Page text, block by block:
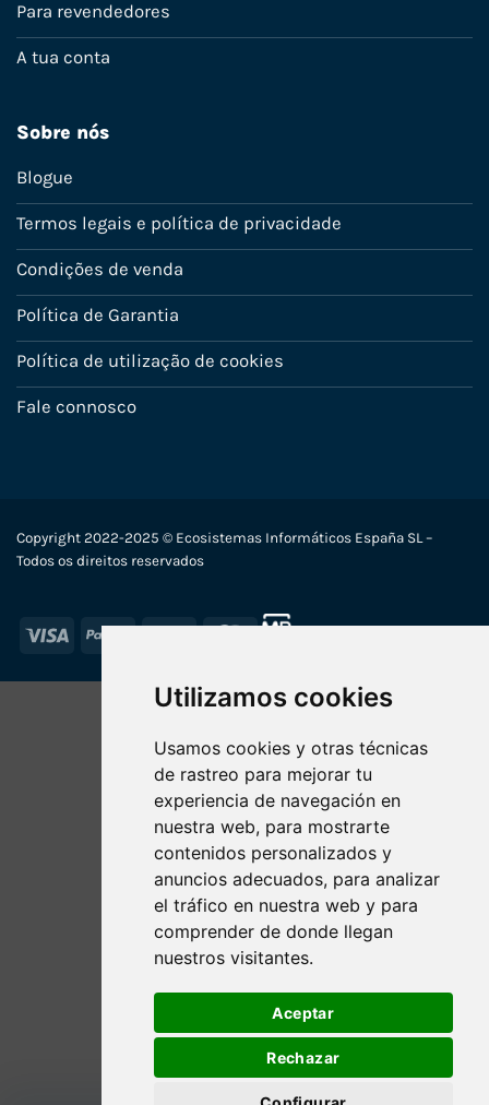
Utilizamos cookies
Usamos cookies y otras técnicas
de rastreo para mejorar tu
experiencia de navegación en
nuestra web, para mostrarte
contenidos personalizados y
anuncios adecuados, para analizar
el tráfico en nuestra web y para
comprender de donde llegan
nuestros visitantes.
Aceptar
Rechazar
Para revendedores
A tua conta
Sobre nós
Blogue
Termos legais e política de privacidade
Condições de venda
Política de Garantia
Política de utilização de cookies
Fale connosco
Copyright 2022-2025 © Ecosistemas Informáticos España SL –
Todos os direitos reservados
Visa PayPal Stripe MasterCard